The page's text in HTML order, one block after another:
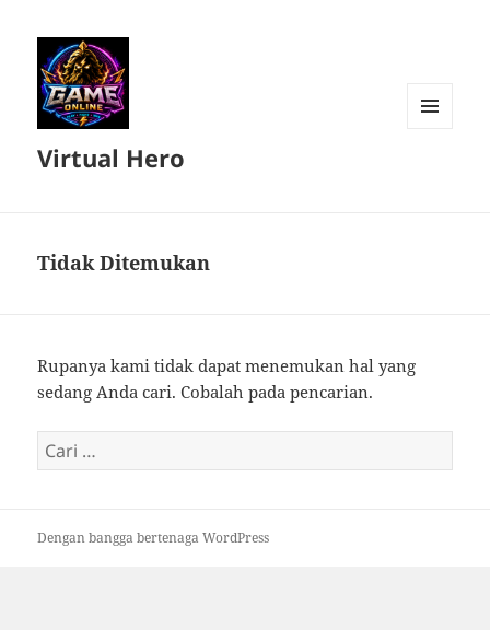
Virtual Hero
Tidak Ditemukan
Rupanya kami tidak dapat menemukan hal yang
sedang Anda cari. Cobalah pada pencarian.
Cari
untuk:
Dengan bangga bertenaga WordPress